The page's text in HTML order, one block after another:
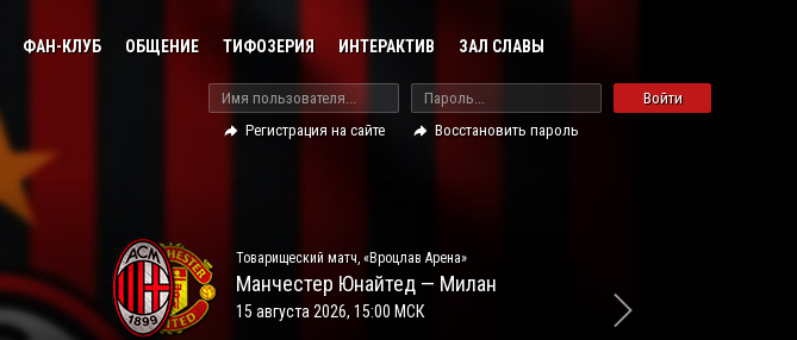
ФАН-КЛУБ ОБЩЕНИЕ ТИФОЗЕРИЯ ИНТЕРАКТИВ ЗАЛ СЛАВЫ
Войти
Регистрация на сайте
Восстановить пароль
Товарищеский матч, «Вроцлав Арена»
Манчестер Юнайтед — Милан
15 августа 2026, 15:00 МСК